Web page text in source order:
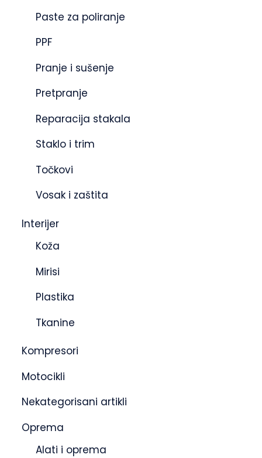
Paste za poliranje
PPF
Pranje i sušenje
Pretpranje
Reparacija stakala
Staklo i trim
Točkovi
Vosak i zaštita
Interijer
Koža
Mirisi
Plastika
Tkanine
Kompresori
Motocikli
Nekategorisani artikli
Oprema
Alati i oprema